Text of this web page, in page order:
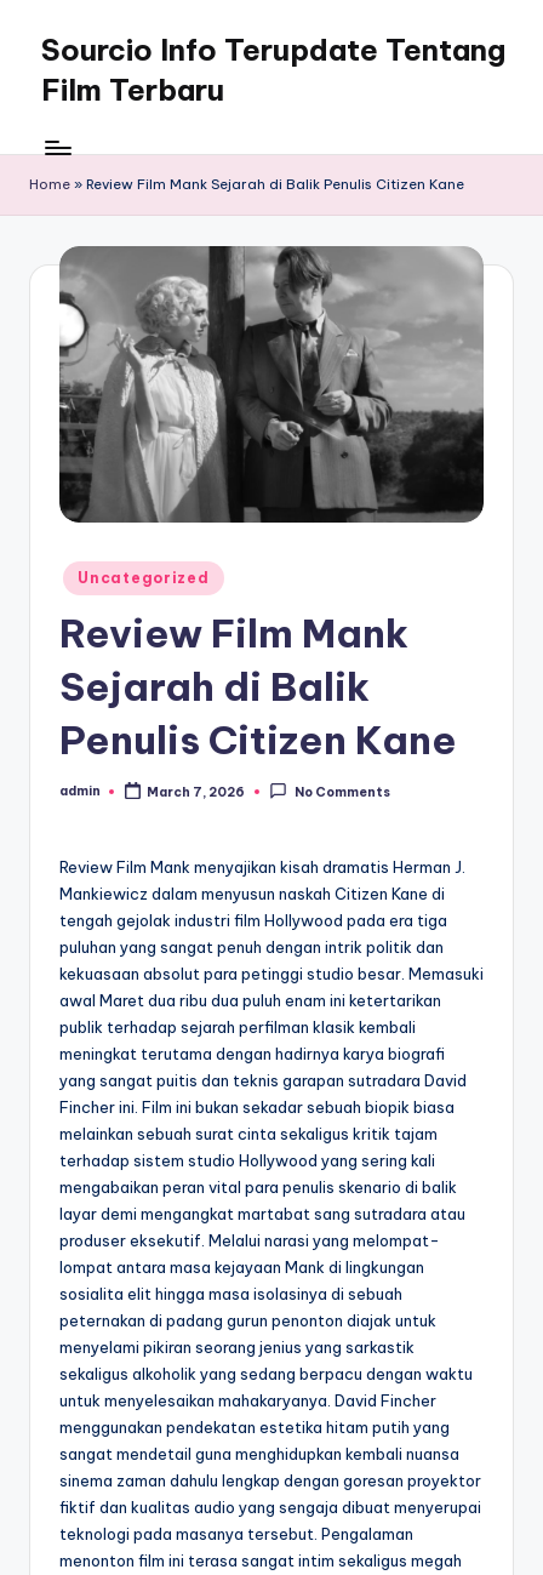
content
Sourcio Info Terupdate Tentang
Film Terbaru
Home » Review Film Mank Sejarah di Balik Penulis Citizen Kane
Posted
in
Uncategorized
Review Film Mank
Sejarah di Balik
Penulis Citizen Kane
Posted
admin March 7, 2026 No Comments
Review Film Mank menyajikan kisah dramatis Herman J.
Mankiewicz dalam menyusun naskah Citizen Kane di
tengah gejolak industri film Hollywood pada era tiga
puluhan yang sangat penuh dengan intrik politik dan
kekuasaan absolut para petinggi studio besar. Memasuki
awal Maret dua ribu dua puluh enam ini ketertarikan
publik terhadap sejarah perfilman klasik kembali
meningkat terutama dengan hadirnya karya biografi
yang sangat puitis dan teknis garapan sutradara David
Fincher ini. Film ini bukan sekadar sebuah biopik biasa
melainkan sebuah surat cinta sekaligus kritik tajam
terhadap sistem studio Hollywood yang sering kali
mengabaikan peran vital para penulis skenario di balik
layar demi mengangkat martabat sang sutradara atau
produser eksekutif. Melalui narasi yang melompat-
lompat antara masa kejayaan Mank di lingkungan
sosialita elit hingga masa isolasinya di sebuah
peternakan di padang gurun penonton diajak untuk
menyelami pikiran seorang jenius yang sarkastik
sekaligus alkoholik yang sedang berpacu dengan waktu
untuk menyelesaikan mahakaryanya. David Fincher
menggunakan pendekatan estetika hitam putih yang
sangat mendetail guna menghidupkan kembali nuansa
sinema zaman dahulu lengkap dengan goresan proyektor
fiktif dan kualitas audio yang sengaja dibuat menyerupai
teknologi pada masanya tersebut. Pengalaman
menonton film ini terasa sangat intim sekaligus megah